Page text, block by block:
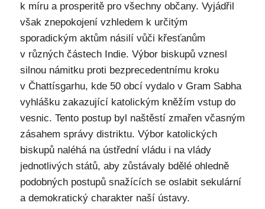
k míru a prosperitě pro všechny občany. Vyjádřil
však znepokojení vzhledem k určitým
sporadickým aktům násilí vůči křesťanům
v různých částech Indie. Výbor biskupů vznesl
silnou námitku proti bezprecedentnímu kroku
v Čhattísgarhu, kde 50 obcí vydalo v Gram Sabha
vyhlášku zakazující katolickým kněžím vstup do
vesnic. Tento postup byl naštěstí zmařen včasným
zásahem správy distriktu. Výbor katolických
biskupů naléhá na ústřední vládu i na vlády
jednotlivých států, aby zůstávaly bdělé ohledně
podobných postupů snažících se oslabit sekulární
a demokratický charakter naší ústavy.